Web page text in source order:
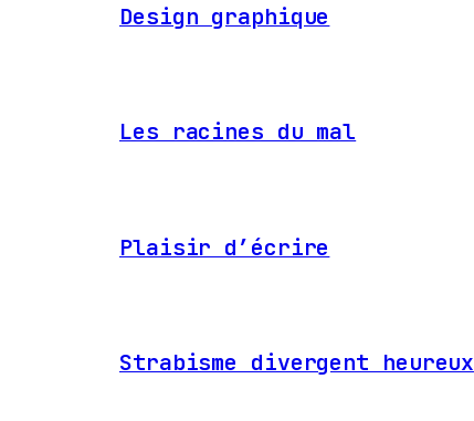
Design graphique
Les racines du mal
Plaisir d’écrire
Strabisme divergent heureux